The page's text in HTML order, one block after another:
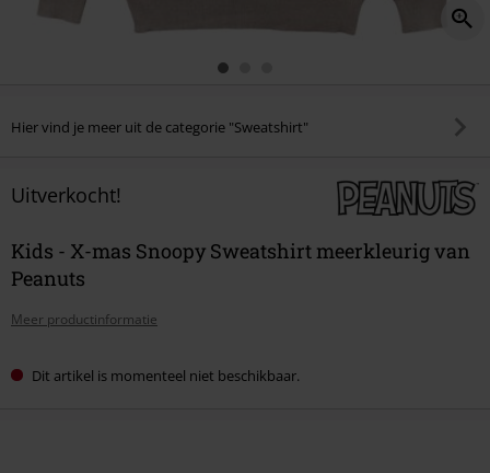
Hier vind je meer uit de categorie "Sweatshirt"
Uitverkocht!
Kids - X-mas Snoopy Sweatshirt meerkleurig van
Peanuts
Meer productinformatie
Dit artikel is momenteel niet beschikbaar.